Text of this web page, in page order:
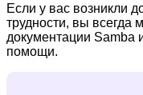
Если у вас возникли
трудности, вы всегда
документации Samba
помощи.